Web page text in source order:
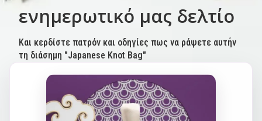
ενημερωτικό μας δελτίο
Και κερδίστε πατρόν και οδηγίες πως να ράψετε αυτήν
τη διάσημη "Japanese Knot Bag"